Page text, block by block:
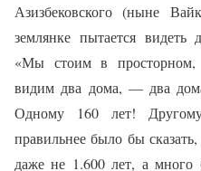
Азизбековского (ныне
землянке пытается видеть
«Мы стоим в
видим два дома, — два
Одному 160 лет!
правильнее было бы
даже не 1.600 лет, а